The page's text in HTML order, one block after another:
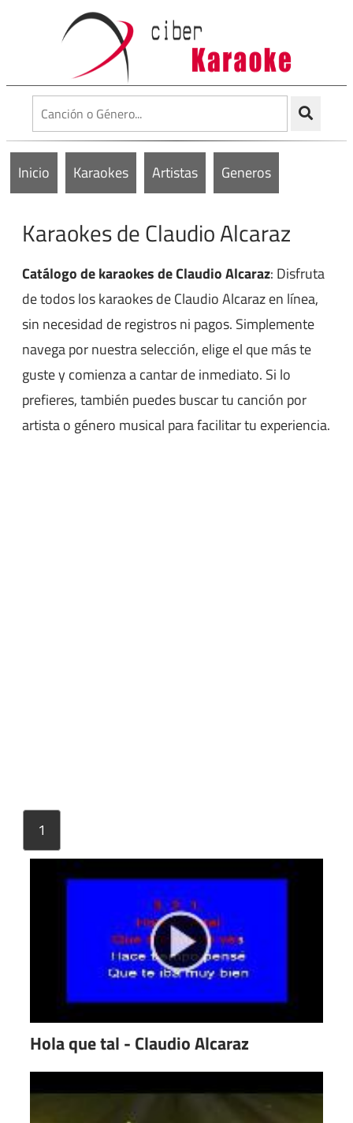
Inicio Karaokes Artistas Generos
Karaokes de Claudio Alcaraz
Catálogo de karaokes de Claudio Alcaraz: Disfruta
de todos los karaokes de Claudio Alcaraz en línea,
sin necesidad de registros ni pagos. Simplemente
navega por nuestra selección, elige el que más te
guste y comienza a cantar de inmediato. Si lo
prefieres, también puedes buscar tu canción por
artista o género musical para facilitar tu experiencia.
1
Hola que tal - Claudio Alcaraz